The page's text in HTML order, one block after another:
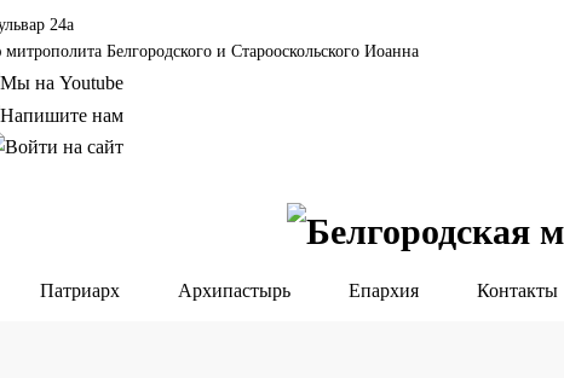
24а
Белгородского и Старооскольского Иоанна
Патриарх Архипастырь Епархия Контакты